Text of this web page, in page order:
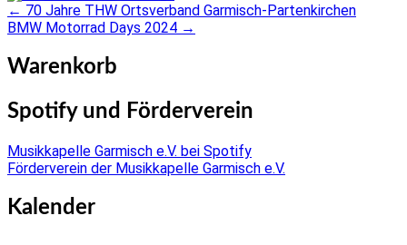
Post
navigation
← 70 Jahre THW Ortsverband Garmisch-Partenkirchen
BMW Motorrad Days 2024 →
Warenkorb
Spotify und Förderverein
Musikkapelle Garmisch e.V. bei Spotify
Förderverein der Musikkapelle Garmisch e.V.
Kalender